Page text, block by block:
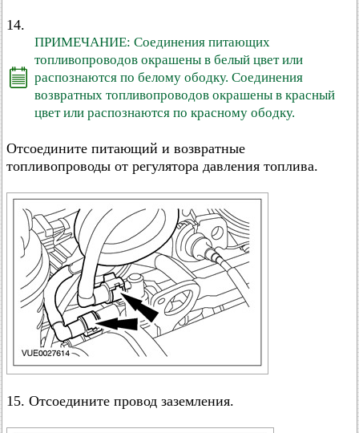
14.
ПРИМЕЧАНИЕ: Соединения питающих
топливопроводов окрашены в белый цвет или
распознаются по белому ободку. Соединения
возвратных топливопроводов окрашены в красный
цвет или распознаются по красному ободку.
Отсоедините питающий и возвратные
топливопроводы от регулятора давления топлива.
15. Отсоедините провод заземления.